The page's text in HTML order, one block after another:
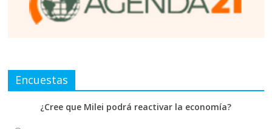
Encuestas
¿Cree que Milei podrá reactivar la economía?